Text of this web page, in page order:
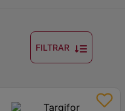
FILTRAR